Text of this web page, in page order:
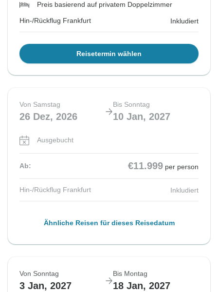
Preis basierend auf privatem Doppelzimmer
Hin-/Rückflug Frankfurt Inkludiert
Reisetermin wählen
Von Samstag
26 Dez, 2026
Bis Sonntag
10 Jan, 2027
Ausgebucht
Ab: €11.999 per person
Hin-/Rückflug Frankfurt Inkludiert
Ähnliche Reisen für dieses Reisedatum
Von Sonntag
3 Jan, 2027
Bis Montag
18 Jan, 2027